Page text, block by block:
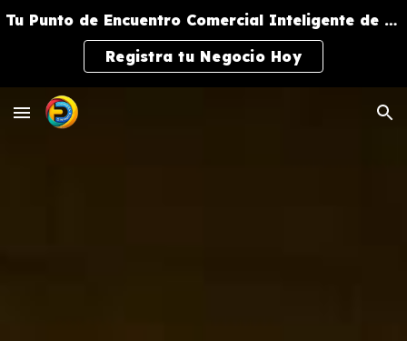
Skip to navigation
Tu Punto de Encuentro Comercial Inteligente de Negocios y Servicios
Registra tu Negocio Hoy